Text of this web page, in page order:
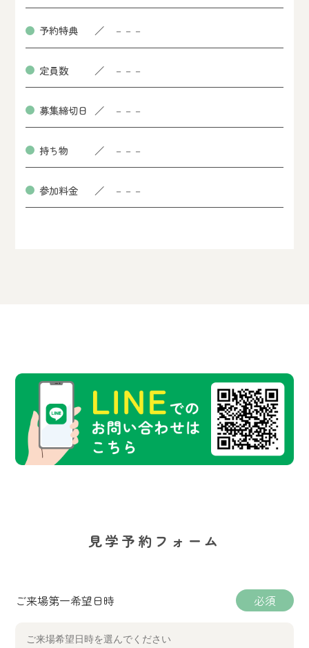
予約特典 －－－
定員数 －－－
募集締切日 －－－
持ち物 －－－
参加料金 －－－
見学予約フォーム
ご来場第一希望日時 必須